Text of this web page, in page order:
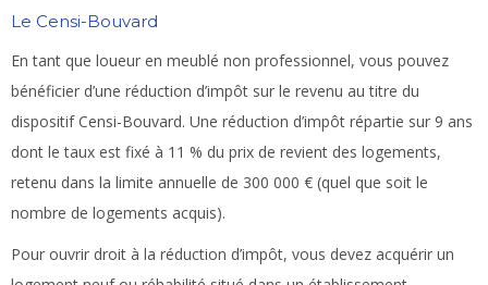
Le Censi-Bouvard
En tant que loueur en meublé non professionnel, vous pouvez
bénéficier d’une réduction d’impôt sur le revenu au titre du
dispositif Censi-Bouvard. Une réduction d’impôt répartie sur 9 ans
dont le taux est fixé à 11 % du prix de revient des logements,
retenu dans la limite annuelle de 300 000 € (quel que soit le
nombre de logements acquis).
Pour ouvrir droit à la réduction d’impôt, vous devez acquérir un